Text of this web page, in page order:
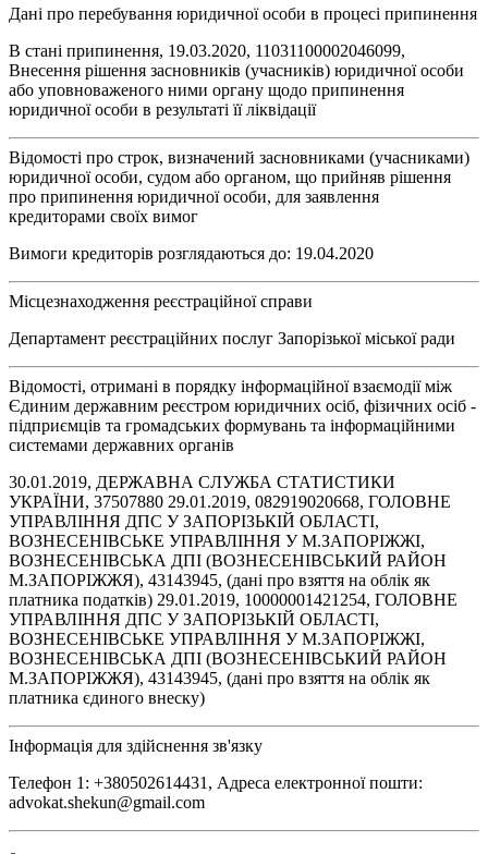
Дані про перебування юридичної особи в процесі припинення
В стані припинення, 19.03.2020, 11031100002046099,
Внесення рішення засновників (учасників) юридичної особи
або уповноваженого ними органу щодо припинення
юридичної особи в результаті її ліквідації
Відомості про строк, визначений засновниками (учасниками)
юридичної особи, судом або органом, що прийняв рішення
про припинення юридичної особи, для заявлення
кредиторами своїх вимог
Вимоги кредиторів розглядаються до: 19.04.2020
Місцезнаходження реєстраційної справи
Департамент реєстраційних послуг Запорізької міської ради
Відомості, отримані в порядку інформаційної взаємодії між
Єдиним державним реєстром юридичних осіб, фізичних осіб -
підприємців та громадських формувань та інформаційними
системами державних органів
30.01.2019, ДЕРЖАВНА СЛУЖБА СТАТИСТИКИ
УКРАЇНИ, 37507880 29.01.2019, 082919020668, ГОЛОВНЕ
УПРАВЛІННЯ ДПС У ЗАПОРІЗЬКІЙ ОБЛАСТІ,
ВОЗНЕСЕНІВСЬКЕ УПРАВЛІННЯ У М.ЗАПОРІЖЖІ,
ВОЗНЕСЕНІВСЬКА ДПІ (ВОЗНЕСЕНІВСЬКИЙ РАЙОН
М.ЗАПОРІЖЖЯ), 43143945, (дані про взяття на облік як
платника податків) 29.01.2019, 10000001421254, ГОЛОВНЕ
УПРАВЛІННЯ ДПС У ЗАПОРІЗЬКІЙ ОБЛАСТІ,
ВОЗНЕСЕНІВСЬКЕ УПРАВЛІННЯ У М.ЗАПОРІЖЖІ,
ВОЗНЕСЕНІВСЬКА ДПІ (ВОЗНЕСЕНІВСЬКИЙ РАЙОН
М.ЗАПОРІЖЖЯ), 43143945, (дані про взяття на облік як
платника єдиного внеску)
Інформація для здійснення зв'язку
Телефон 1: +380502614431, Адреса електронної пошти:
advokat.shekun@gmail.com